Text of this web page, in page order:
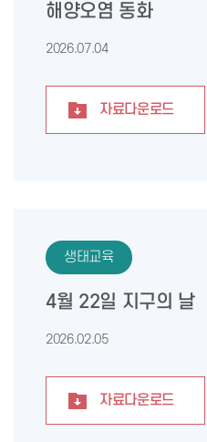
해양오염 동화
2026.07.04
자료다운로드
생태교육
4월 22일 지구의 날
2026.02.05
자료다운로드